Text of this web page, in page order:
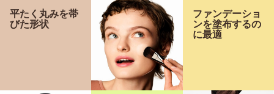
平たく丸みを帯
びた形状
ファンデーショ
ンを塗布するの
に最適